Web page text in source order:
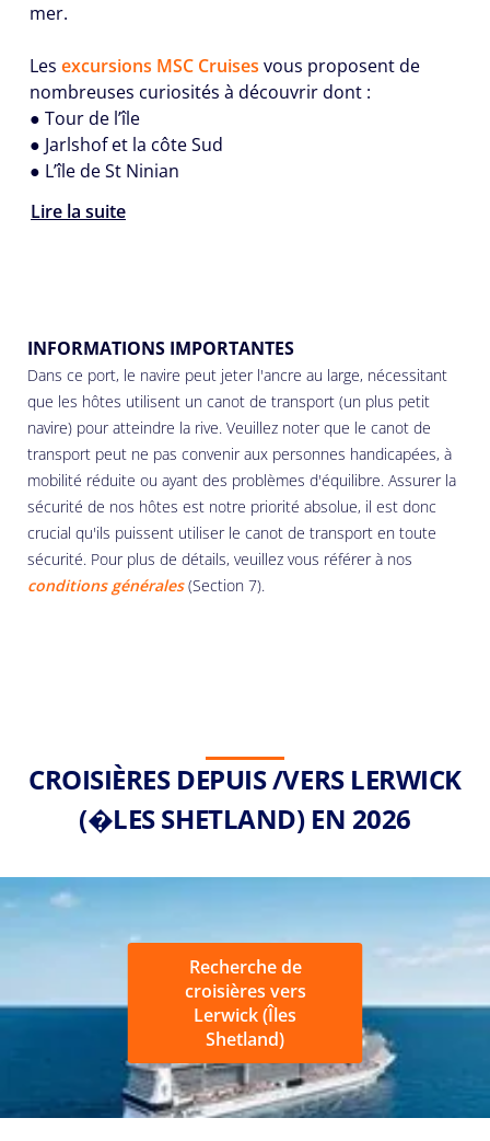
mer.
Les excursions MSC Cruises vous proposent de
nombreuses curiosités à découvrir dont :
● Tour de l’île
● Jarlshof et la côte Sud
● L’île de St Ninian
Lire la suite
INFORMATIONS IMPORTANTES
Dans ce port, le navire peut jeter l'ancre au large, nécessitant
que les hôtes utilisent un canot de transport (un plus petit
navire) pour atteindre la rive. Veuillez noter que le canot de
transport peut ne pas convenir aux personnes handicapées, à
mobilité réduite ou ayant des problèmes d'équilibre. Assurer la
sécurité de nos hôtes est notre priorité absolue, il est donc
crucial qu'ils puissent utiliser le canot de transport en toute
sécurité. Pour plus de détails, veuillez vous référer à nos
conditions générales(Section 7).
CROISIÈRES DEPUIS /VERS LERWICK
(�LES SHETLAND) EN 2026
Recherche de
croisières vers
Lerwick (Îles
Shetland)